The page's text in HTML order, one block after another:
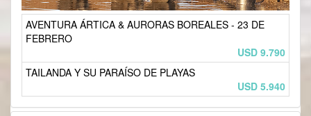
AVENTURA ÁRTICA & AURORAS BOREALES - 23 DE
FEBRERO
USD 9.790
TAILANDA Y SU PARAÍSO DE PLAYAS
USD 5.940